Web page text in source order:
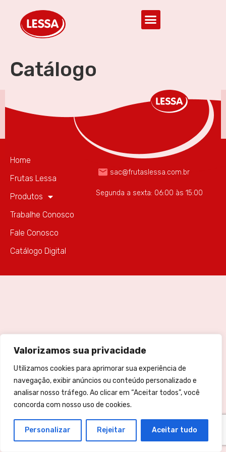
Valorizamos sua privacidade
Utilizamos cookies para aprimorar sua experiência de
navegação, exibir anúncios ou conteúdo personalizado e
analisar nosso tráfego. Ao clicar em “Aceitar todos”, você
concorda com nosso uso de cookies.
Personalizar Rejeitar Aceitar tudo
Catálogo
Home
Frutas Lessa
Produtos
Trabalhe Conosco
Fale Conosco
Catálogo Digital
(85) 3297.2946
sac@frutaslessa.com.br
Segunda a sexta: 06:00 às 15:00